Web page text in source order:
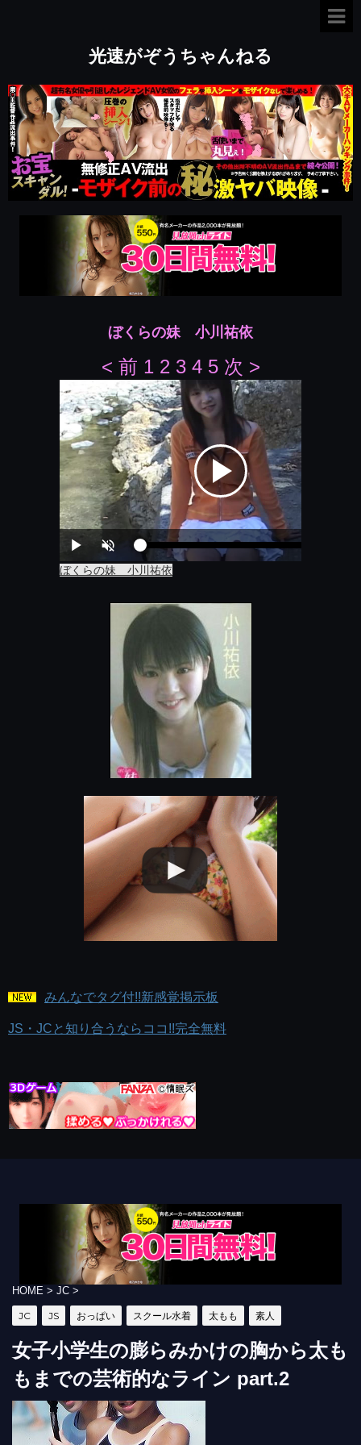
光速がぞうちゃんねる
みんなでタグ付!!新感覚掲示板
JS・JCと知り合うならココ!!完全無料
HOME > JC >
JC JS おっぱい スクール水着 太もも 素人
女子小学生の膨らみかけの胸から太も
もまでの芸術的なライン part.2